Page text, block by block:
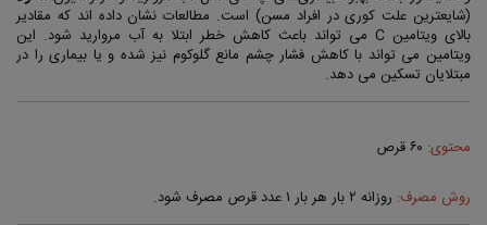
(شایعترین علت کوری در افراد مسن) است. مطالعات نشان داده اند که مقادیر
بالای ویتامین C می تواند باعث کاهش خطر ابتلا به آب مروارید شود. این
ویتامین می تواند با کاهش فشار چشم مانع گلوکوم نیز شده و یا بیماری را در
مبتلایان تسکین می دهد.
محتوی:
روش مصرف: روزانه ۲ بار هر بار ۱ عدد قرص مصرف شود.